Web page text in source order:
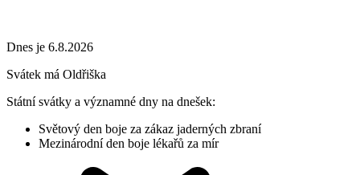
Dnes je 6.8.2026
Svátek má Oldřiška
Státní svátky a významné dny na dnešek:
Světový den boje za zákaz jaderných zbraní
Mezinárodní den boje lékařů za mír